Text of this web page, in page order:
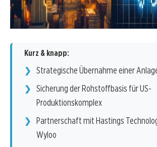
Kurz & knapp:
Strategische Übernahme einer
Sicherung der Rohstoffbasis für US-
Produktionskomplex
Partnerschaft mit Hastings
Wyloo